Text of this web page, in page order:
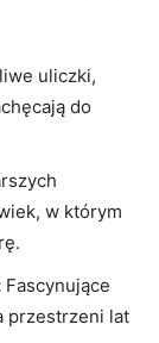
uliczki,
do
w którym
Fascynujące‌
przestrzeni lat